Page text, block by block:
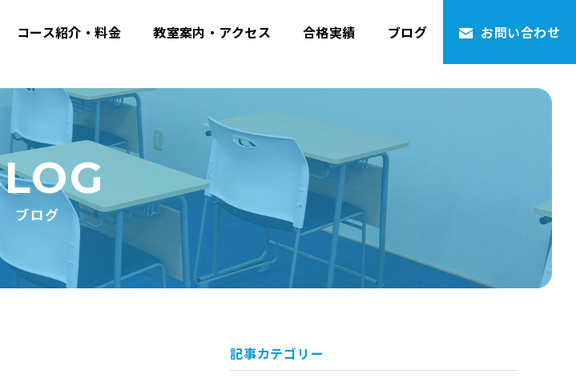
コース紹介・料金 教室案内・アクセス 合格実績 ブログ お問い合わせ
ブログ
記事カテゴリー